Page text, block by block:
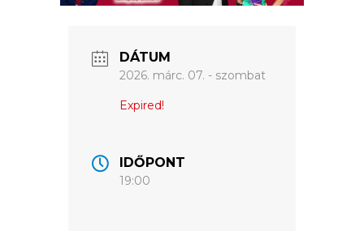
LÁTVÁNYOSSÁGOK
ÉRTÉKTÁRA
DÁTUM
2026. márc. 07. - szombat
Expired!
IDŐPONT
19:00